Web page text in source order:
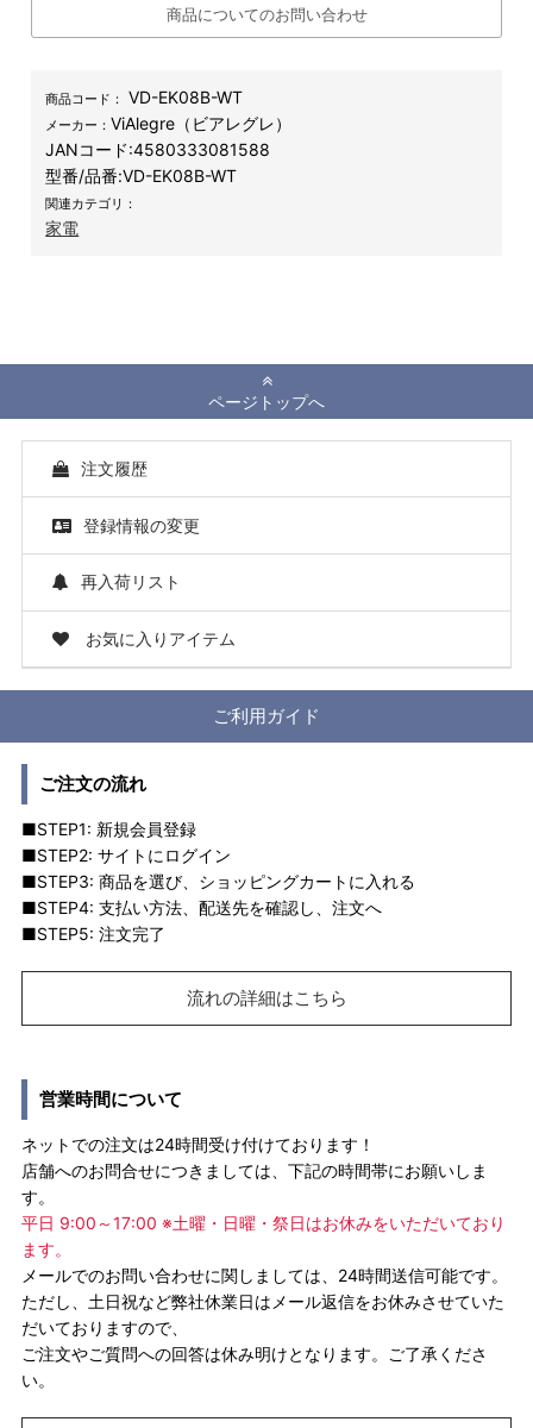
商品についてのお問い合わせ
商品コード： VD-EK08B-WT
メーカー： ViAlegre（ビアレグレ）
JANコード:4580333081588
型番/品番:VD-EK08B-WT
関連カテゴリ：
家電
ページトップへ
注文履歴
登録情報の変更
再入荷リスト
お気に入りアイテム
ご利用ガイド
ご注文の流れ
■STEP1: 新規会員登録
■STEP2: サイトにログイン
■STEP3: 商品を選び、ショッピングカートに入れる
■STEP4: 支払い方法、配送先を確認し、注文へ
■STEP5: 注文完了
流れの詳細はこちら
営業時間について
ネットでの注文は24時間受け付けております！
店舗へのお問合せにつきましては、下記の時間帯にお願いしま
す。
平日 9:00～17:00 ※土曜・日曜・祭日はお休みをいただいており
ます。
メールでのお問い合わせに関しましては、24時間送信可能です。
ただし、土日祝など弊社休業日はメール返信をお休みさせていた
だいておりますので、
ご注文やご質問への回答は休み明けとなります。ご了承くださ
い。